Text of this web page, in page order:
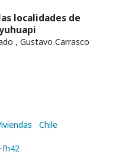
localidades de
, Gustavo Carrasco
Chile
fh42